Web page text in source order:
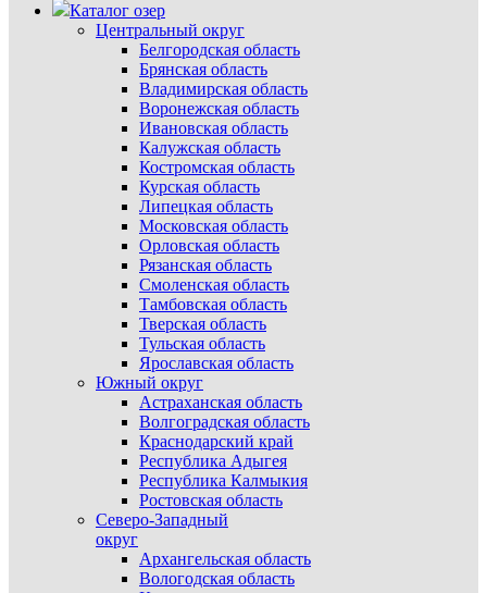
Каталог озер
Центральный округ
Белгородская область
Брянская область
Владимирская область
Воронежская область
Ивановская область
Калужская область
Костромская область
Курская область
Липецкая область
Московская область
Орловская область
Рязанская область
Смоленская область
Тамбовская область
Тверская область
Тульская область
Ярославская область
Южный округ
Астраханская область
Волгоградская область
Краснодарский край
Республика Адыгея
Республика Калмыкия
Ростовская область
Северо-Западный
округ
Архангельская область
Вологодская область